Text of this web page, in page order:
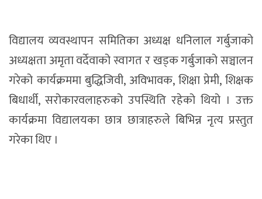
विद्यालय व्यवस्थापन समितिका अध्यक्ष धनिलाल गर्बुजाको
अध्यक्षता अमृता वर्देवाको स्वागत र खड्क गर्बुजाको सञ्चालन
गरेको कार्यक्रममा बुद्धिजिवी, अविभावक, शिक्षा प्रेमी, शिक्षक
बिधार्थी, सरोकारवलाहरुको उपस्थिति रहेको थियो । उक्त
कार्यक्रमा विद्यालयका छात्र छात्राहरुले बिभिन्न नृत्य प्रस्तुत
गरेका थिए ।